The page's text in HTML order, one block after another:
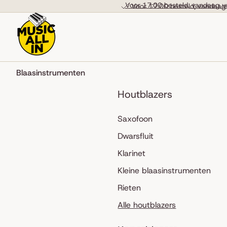
Voor 17:00 besteld,
Voor 17:00 besteld, vandaag
Blaasinstrumenten
Houtblazers
Saxofoon
Dwarsfluit
Klarinet
Kleine blaasinstrumenten
Rieten
Alle houtblazers